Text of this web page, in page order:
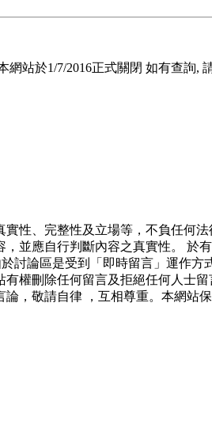
站於1/7/2016正式關閉 如有查詢, 請
性、完整性及立場等，不負任何
並應自行判斷內容之真實性。 於
討論區是受到「即時留言」運作方
權刪除任何留言及拒絕任何人士
，敬請自律 ，互相尊重。本網站保